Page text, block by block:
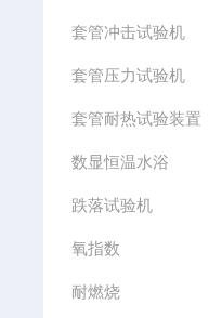
套管冲击试验机
套管压力试验机
套管耐热试验装置
数显恒温水浴
跌落试验机
氧指数
耐燃烧